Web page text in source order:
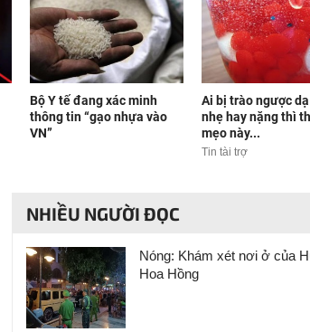
Bộ Y tế đang xác minh
thông tin “gạo nhựa vào
VN”
Ai bị trào ngược
nhẹ hay nặng thì
mẹo này...
Tin tài trợ
NHIỀU NGƯỜI ĐỌC
Nóng: Khám xét nơi ở của
Hoa Hồng